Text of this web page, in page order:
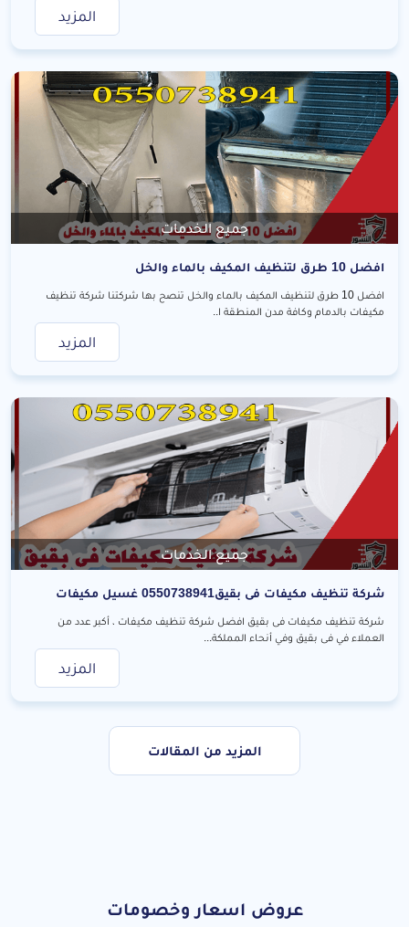
المزيد
جميع الخدمات
افضل 10 طرق لتنظيف المكيف بالماء والخل
افضل 10 طرق لتنظيف المكيف بالماء والخل تنصح بها شركتنا شركة تنظيف
مكيفات بالدمام وكافة مدن المنطقة ا..
المزيد
جميع الخدمات
شركة تنظيف مكيفات فى بقيق0550738941 غسيل مكيفات
شركة تنظيف مكيفات فى بقيق افضل شركة تنظيف مكيفات ، أكبر عدد من
العملاء في فى بقيق وفي أنحاء المملكة...
المزيد
المزيد من المقالات
عروض اسعار وخصومات
جميع الخدمات